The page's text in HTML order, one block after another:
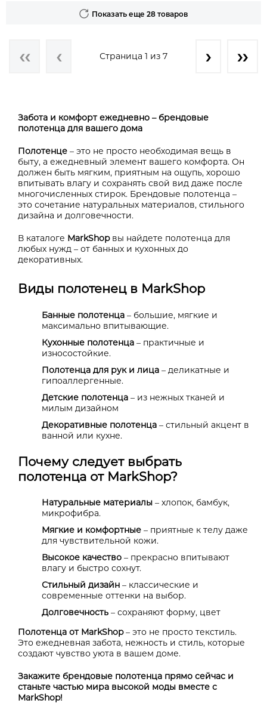
Показать еще 28 товаров
Страница 1 из 7
Забота и комфорт ежедневно – брендовые
полотенца для вашего дома
Полотенце – это не просто необходимая вещь в
быту, а ежедневный элемент вашего комфорта. Он
должен быть мягким, приятным на ощупь, хорошо
впитывать влагу и сохранять свой вид даже после
многочисленных стирок. Брендовые полотенца –
это сочетание натуральных материалов, стильного
дизайна и долговечности.
В каталоге MarkShopвы найдете полотенца для
любых нужд – от банных и кухонных до
декоративных.
Виды полотенец в MarkShop
Банные полотенца – большие, мягкие и
максимально впитывающие.
Кухонные полотенца – практичные и
износостойкие.
Полотенца для рук и лица – деликатные и
гипоаллергенные.
Детские полотенца – из нежных тканей и
милым дизайном
Декоративные полотенца – стильный акцент в
ванной или кухне.
Почему следует выбрать
полотенца от MarkShop?
Натуральные материалы – хлопок, бамбук,
микрофибра.
Мягкие и комфортные – приятные к телу даже
для чувствительной кожи.
Высокое качество – прекрасно впитывают
влагу и быстро сохнут.
Стильный дизайн – классические и
современные оттенки на выбор.
Долговечность – сохраняют форму, цвет
Полотенца от MarkShop– это не просто текстиль.
Это ежедневная забота, нежность и стиль, которые
создают чувство уюта в вашем доме.
Закажите брендовые полотенца прямо сейчас и
станьте частью мира высокой моды вместе с
MarkShop!